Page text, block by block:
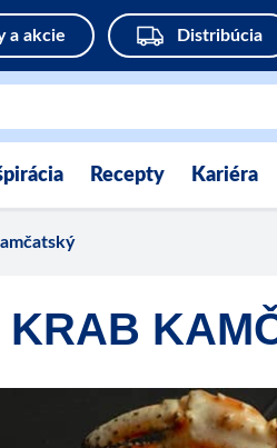
a akcie Distribúcia
Recepty Kariéra
KRAB